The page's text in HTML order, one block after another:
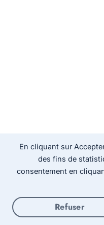
En cliquant sur
des fins de
consentement en
Refuser